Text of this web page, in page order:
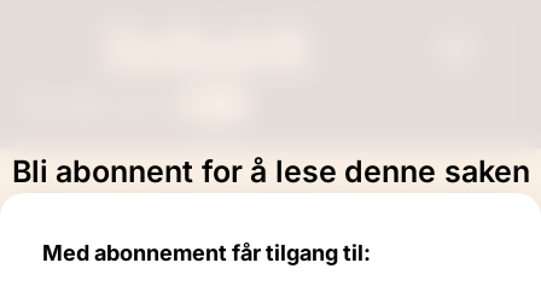
verden i live
Bli abonnent for å lese denne saken
Med abonnement får tilgang til: